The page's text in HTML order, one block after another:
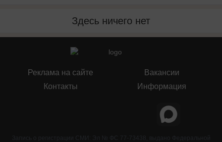
Здесь ничего нет
Реклама на сайте
Контакты
Вакансии
Информация
Запись о регистрации СМИ: Эл № ФС 77-73438, выдано Федеральной